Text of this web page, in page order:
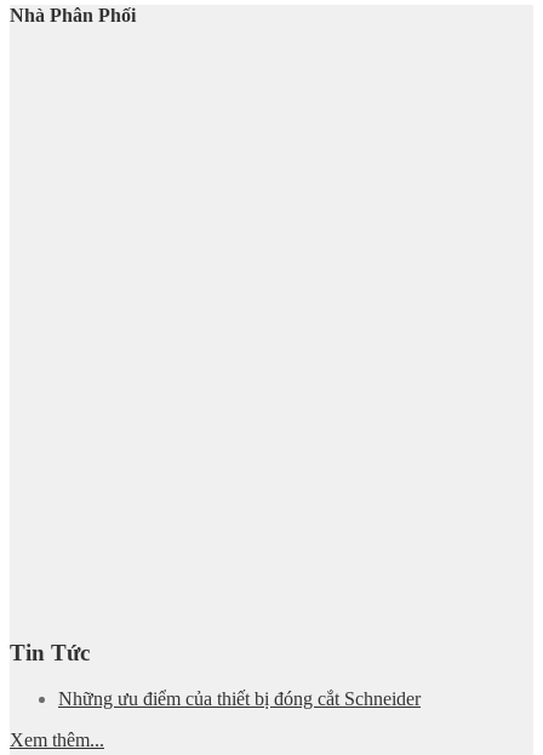
Nhà Phân Phối
Tin Tức
Những ưu điểm của thiết bị đóng cắt Schneider
Xem thêm...